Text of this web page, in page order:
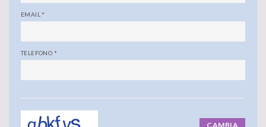
EMAIL *
TELEFONO *
CAMBIA